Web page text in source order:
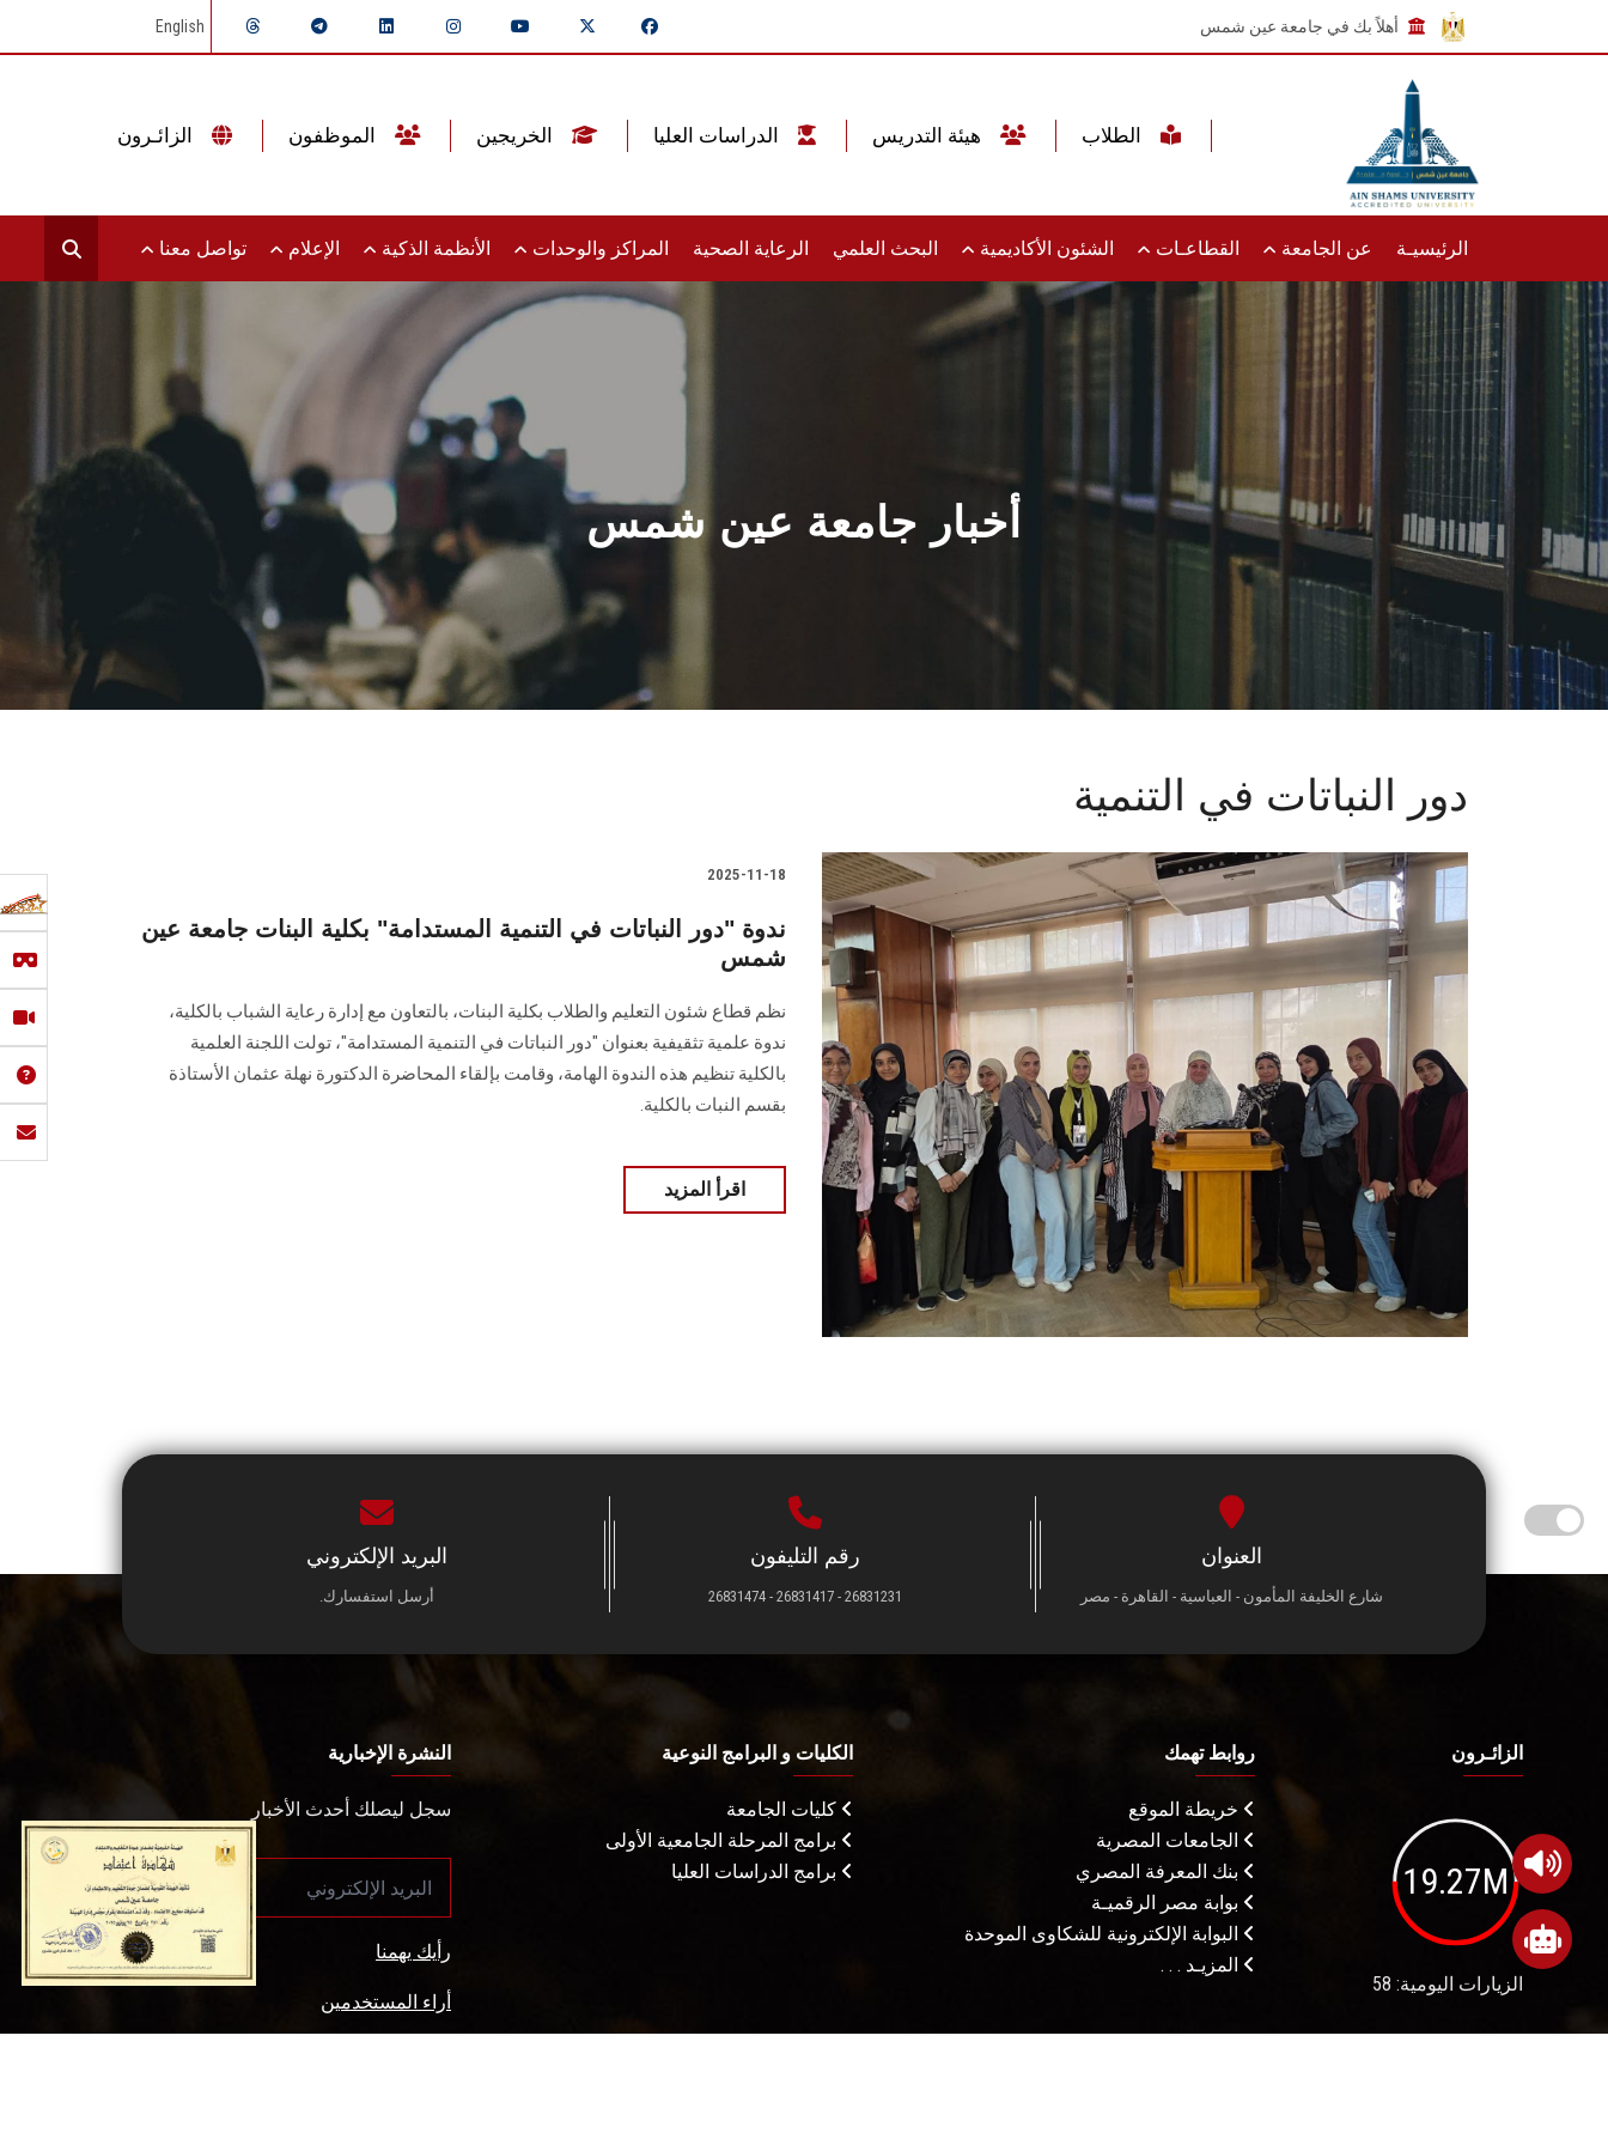
أهلاً بك في جامعة عين شمس English
الرئيسيـة عن الجامعة القطاعـات الشئون الأكاديمية البحث العلمي الرعاية الصحية المراكز والوحدات الأنظمة الذكية الإعلام تواصل معنا
أخبار جامعة عين شمس
دور النباتات في التنمية
2025-11-18
ندوة "دور النباتات في التنمية المستدامة" بكلية البنات جامعة عين
شمس
نظم قطاع شئون التعليم والطلاب بكلية البنات، بالتعاون مع إدارة رعاية الشباب بالكلية،
ندوة علمية تثقيفية بعنوان "دور النباتات في التنمية المستدامة"، تولت اللجنة العلمية
بالكلية تنظيم هذه الندوة الهامة، وقامت بإلقاء المحاضرة الدكتورة نهلة عثمان الأستاذة
بقسم النبات بالكلية.
اقرأ المزيد
العنوان
شارع الخليفة المأمون - العباسية - القاهرة - مصر
رقم التليفون
26831231 - 26831417 - 26831474
البريد الإلكتروني
أرسل استفسارك.
الزائـرون
19.27M
الزيارات اليومية: 58
روابط تهمك
خريطة الموقع
الجامعات المصرية
بنك المعرفة المصري
بوابة مصر الرقميـة
البوابة الإلكترونية للشكاوى الموحدة
المزيـد . . .
الكليات و البرامج النوعية
كليات الجامعة
برامج المرحلة الجامعية الأولى
برامج الدراسات العليا
النشرة الإخبارية
سجل ليصلك أحدث الأخبار
رأيك يهمنا
أراء المستخدمين